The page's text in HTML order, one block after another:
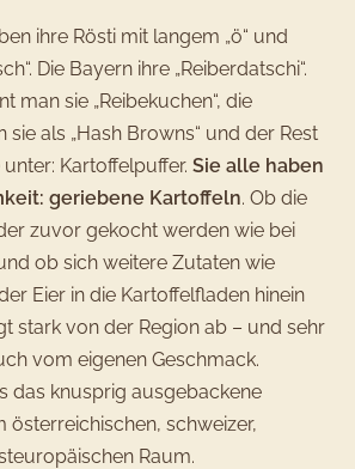
ihre Rösti mit langem „ö“ und
Die Bayern ihre „Reiberdatschi“.
man sie „Reibekuchen“, die
sie als „Hash Browns“ und der Rest
Kartoffelpuffer. Sie alle haben
geriebene Kartoffeln. Ob die
zuvor gekocht werden wie bei
ob sich weitere Zutaten wie
Eier in die Kartoffelfladen hinein
stark von der Region ab – und sehr
vom eigenen Geschmack.
das knusprig ausgebackene
österreichischen, schweizer,
Raum.